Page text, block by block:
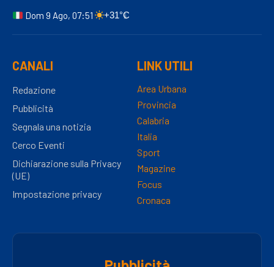
Dom 9 Ago, 07:51 +31°C
CANALI
Redazione
Pubblicità
Segnala una notizia
Cerco Eventi
Dichiarazione sulla Privacy
(UE)
Impostazione privacy
LINK UTILI
Area Urbana
Provincia
Calabria
Italia
Sport
Magazine
Focus
Cronaca